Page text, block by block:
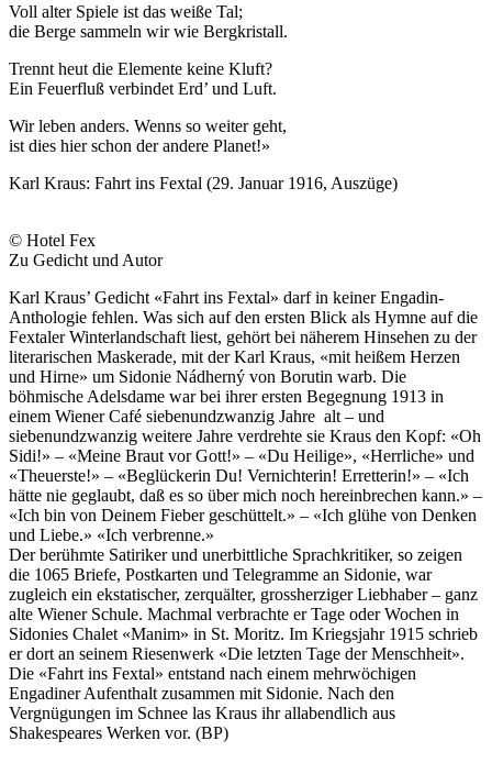
Voll alter Spiele ist das weiße Tal;
die Berge sammeln wir wie Bergkristall.
Trennt heut die Elemente keine Kluft?
Ein Feuerfluß verbindet Erd’ und Luft.
Wir leben anders. Wenns so weiter geht,
ist dies hier schon der andere Planet!»
Karl Kraus: Fahrt ins Fextal (29. Januar 1916, Auszüge)
© Hotel Fex
Zu Gedicht und Autor
Karl Kraus’ Gedicht «Fahrt ins Fextal» darf in keiner Engadin-
Anthologie fehlen. Was sich auf den ersten Blick als Hymne auf die
Fextaler Winterlandschaft liest, gehört bei näherem Hinsehen zu der
literarischen Maskerade, mit der Karl Kraus, «mit heißem Herzen
und Hirne» um Sidonie Nádherný von Borutin warb. Die
böhmische Adelsdame war bei ihrer ersten Begegnung 1913 in
einem Wiener Café siebenundzwanzig Jahre alt – und
siebenundzwanzig weitere Jahre verdrehte sie Kraus den Kopf: «Oh
Sidi!» – «Meine Braut vor Gott!» – «Du Heilige», «Herrliche» und
«Theuerste!» – «Beglückerin Du! Vernichterin! Erretterin!» – «Ich
hätte nie geglaubt, daß es so über mich noch hereinbrechen kann.» –
«Ich bin von Deinem Fieber geschüttelt.» – «Ich glühe von Denken
und Liebe.» «Ich verbrenne.»
Der berühmte Satiriker und unerbittliche Sprachkritiker, so zeigen
die 1065 Briefe, Postkarten und Telegramme an Sidonie, war
zugleich ein ekstatischer, zerquälter, grossherziger Liebhaber – ganz
alte Wiener Schule. Machmal verbrachte er Tage oder Wochen in
Sidonies Chalet «Manim» in St. Moritz. Im Kriegsjahr 1915 schrieb
er dort an seinem Riesenwerk «Die letzten Tage der Menschheit».
Die «Fahrt ins Fextal» entstand nach einem mehrwöchigen
Engadiner Aufenthalt zusammen mit Sidonie. Nach den
Vergnügungen im Schnee las Kraus ihr allabendlich aus
Shakespeares Werken vor. (BP)